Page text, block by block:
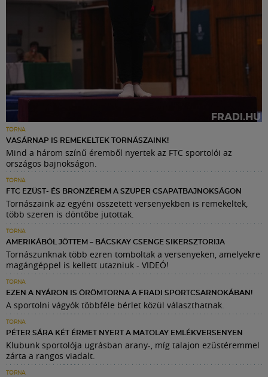
TORNA
VASÁRNAP IS REMEKELTEK TORNÁSZAINK!
Mind a három színű éremből nyertek az FTC sportolói az
országos bajnokságon.
TORNA
FTC EZÜST- ÉS BRONZÉREM A SZUPER CSAPATBAJNOKSÁGON
Tornászaink az egyéni összetett versenyekben is remekeltek,
több szeren is döntőbe jutottak.
TORNA
AMERIKÁBÓL JÖTTEM – BÁCSKAY CSENGE SIKERSZTORIJA
Tornászunknak több ezren tomboltak a versenyeken, amelyekre
magángéppel is kellett utazniuk - VIDEÓ!
TORNA
EZEN A NYÁRON IS ÖRÖMTORNA A FRADI SPORTCSARNOKÁBAN!
A sportolni vágyók többféle bérlet közül választhatnak.
TORNA
PÉTER SÁRA KÉT ÉRMET NYERT A MATOLAY EMLÉKVERSENYEN
Klubunk sportolója ugrásban arany-, míg talajon ezüstéremmel
zárta a rangos viadalt.
TORNA